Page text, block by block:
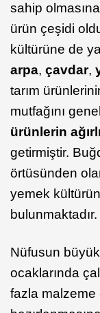
sahip
ürün çeşidi
kültürüne de
arpa, çavdar,
tarım
mutfağını
ürünlerin
getirmiştir.
örtüsünden
yemek
bulunmaktadır.
Nüfusun
ocaklarında
fazla malzeme